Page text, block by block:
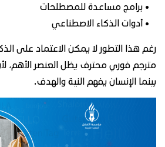
• برامج مساعدة للمصطلحات
• أدوات الذكاء الاصطناعي
رغم هذا التطور لا يمكن الاعتماد على
مترجم فوري محترف يظل العنصر الأهم،
بينما الإنسان يفهم النية والهدف.